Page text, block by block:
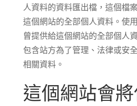
人資料的資料匯出檔，這個檔
這個網站的全部個人資料。使
曾提供給這個網站的全部個人
包含站方為了管理、法律或安
相關資料。
這個網站會